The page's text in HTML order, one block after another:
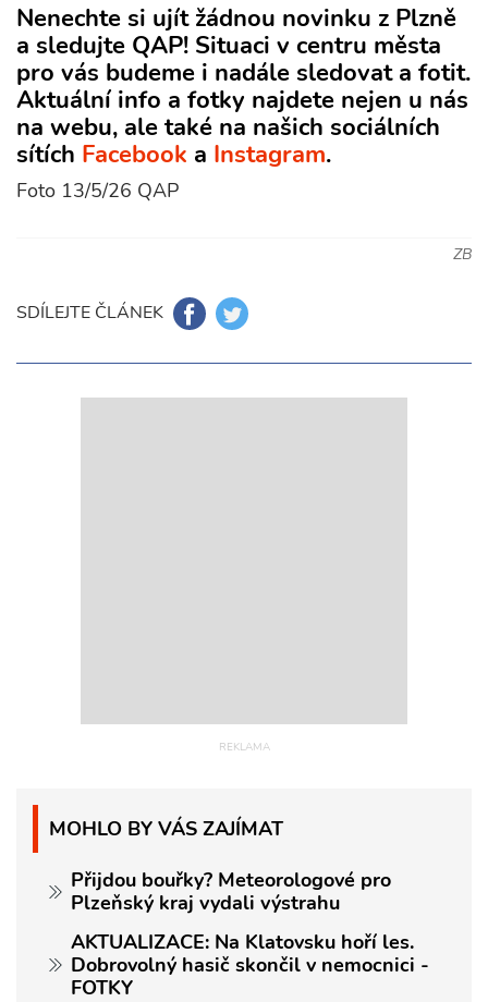
Nenechte si ujít žádnou novinku z Plzně
a sledujte QAP! Situaci v centru města
pro vás budeme i nadále sledovat a fotit.
Aktuální info a fotky najdete nejen u nás
na webu, ale také na našich sociálních
sítích Facebook a Instagram.
Foto 13/5/26 QAP
ZB
SDÍLEJTE ČLÁNEK
MOHLO BY VÁS ZAJÍMAT
Přijdou bouřky? Meteorologové pro
Plzeňský kraj vydali výstrahu
AKTUALIZACE: Na Klatovsku hoří les.
Dobrovolný hasič skončil v nemocnici -
FOTKY